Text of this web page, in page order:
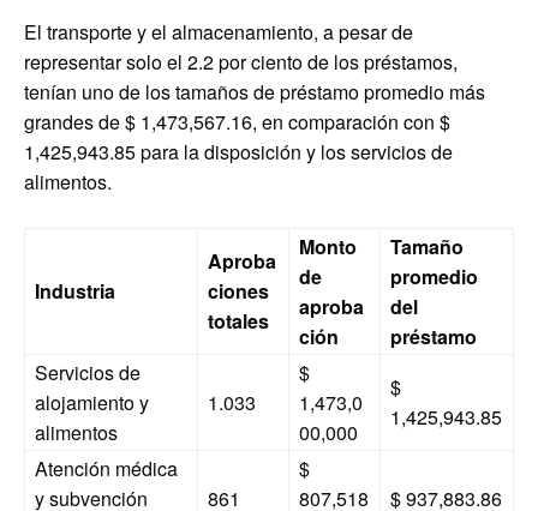
El transporte y el almacenamiento, a pesar de
representar solo el 2.2 por ciento de los préstamos,
tenían uno de los tamaños de préstamo promedio más
grandes de $ 1,473,567.16, en comparación con $
1,425,943.85 para la disposición y los servicios de
alimentos.
Industria
Aproba
ciones
totales
Monto
de
aproba
ción
Tamaño
promedio
del
préstamo
Servicios de
alojamiento y
alimentos
1.033
$
1,473,0
00,000
$
1,425,943.85
Atención médica
y subvención
861
$
807,518
$ 937,883.86